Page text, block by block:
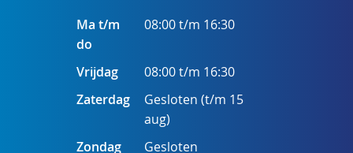
Ma t/m
do
08:00 t/m 16:30
Vrijdag
08:00 t/m 16:30
Zaterdag
Gesloten (t/m 15
aug)
Zondag
Gesloten